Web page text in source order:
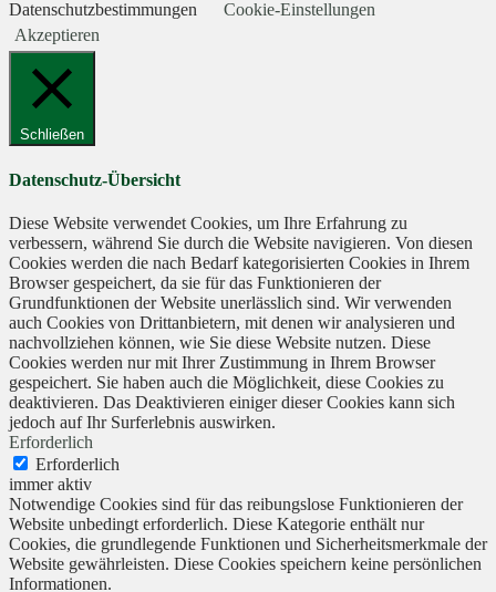
Datenschutzbestimmungen
Cookie-Einstellungen
Akzeptieren
Schließen
Datenschutz-Übersicht
Diese Website verwendet Cookies, um Ihre Erfahrung zu
verbessern, während Sie durch die Website navigieren. Von diesen
Cookies werden die nach Bedarf kategorisierten Cookies in Ihrem
Browser gespeichert, da sie für das Funktionieren der
Grundfunktionen der Website unerlässlich sind. Wir verwenden
auch Cookies von Drittanbietern, mit denen wir analysieren und
nachvollziehen können, wie Sie diese Website nutzen. Diese
Cookies werden nur mit Ihrer Zustimmung in Ihrem Browser
gespeichert. Sie haben auch die Möglichkeit, diese Cookies zu
deaktivieren. Das Deaktivieren einiger dieser Cookies kann sich
jedoch auf Ihr Surferlebnis auswirken.
Erforderlich
Erforderlich
immer aktiv
Notwendige Cookies sind für das reibungslose Funktionieren der
Website unbedingt erforderlich. Diese Kategorie enthält nur
Cookies, die grundlegende Funktionen und Sicherheitsmerkmale der
Website gewährleisten. Diese Cookies speichern keine persönlichen
Informationen.